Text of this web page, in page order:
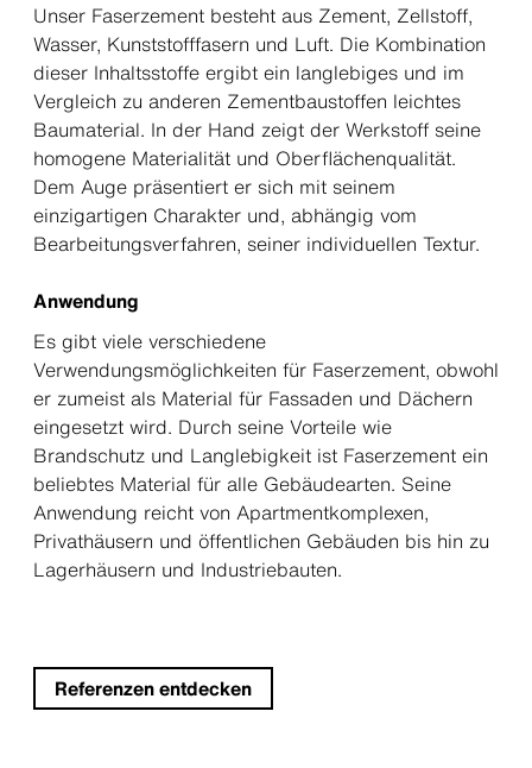
Unser Faserzement besteht aus Zement, Zellstoff,
Wasser, Kunststofffasern und Luft. Die Kombination
dieser Inhaltsstoffe ergibt ein langlebiges und im
Vergleich zu anderen Zementbaustoffen leichtes
Baumaterial. In der Hand zeigt der Werkstoff seine
homogene Materialität und Oberflächenqualität.
Dem Auge präsentiert er sich mit seinem
einzigartigen Charakter und, abhängig vom
Bearbeitungsverfahren, seiner individuellen Textur.
Anwendung
Es gibt viele verschiedene
Verwendungsmöglichkeiten für Faserzement, obwohl
er zumeist als Material für Fassaden und Dächern
eingesetzt wird. Durch seine Vorteile wie
Brandschutz und Langlebigkeit ist Faserzement ein
beliebtes Material für alle Gebäudearten. Seine
Anwendung reicht von Apartmentkomplexen,
Privathäusern und öffentlichen Gebäuden bis hin zu
Lagerhäusern und Industriebauten.
Referenzen entdecken